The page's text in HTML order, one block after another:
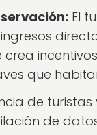
El
que
de
de